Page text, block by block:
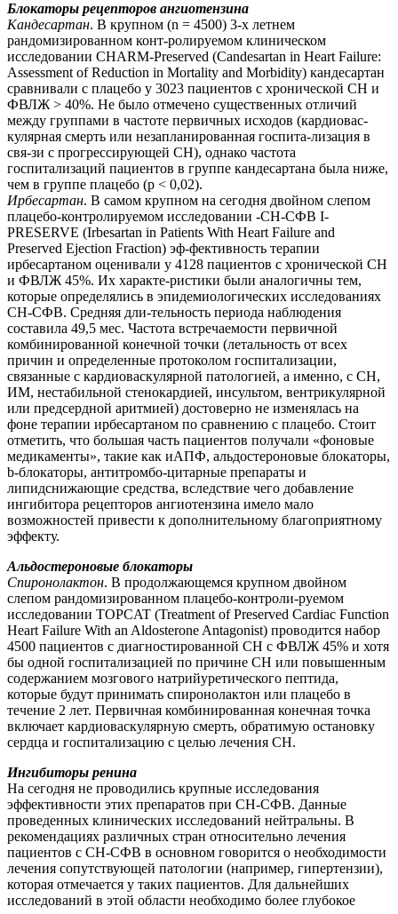
Блокаторы рецепторов ангиотензина
Кандесартан. В крупном (n = 4500) 3-х летнем
рандомизированном конт-ролируемом клиническом
исследовании CHARM-Preserved (Candesartan in Heart Failure:
Assessment of Reduction in Mortality and Morbidity) кандесартан
сравнивали с плацебо у 3023 пациентов с хронической СН и
ФВЛЖ > 40%. Не было отмечено существенных отличий
между группами в частоте первичных исходов (кардиовас-
кулярная смерть или незапланированная госпита-лизация в
свя-зи с прогрессирующей СН), однако частота
госпитализаций пациентов в группе кандесартана была ниже,
чем в группе плацебо (p < 0,02).
Ирбесартан. В самом крупном на сегодня двойном слепом
плацебо-контролируемом исследовании -СН-СФВ I-
PRESERVE (Irbesartan in Patients With Heart Failure and
Preserved Ejection Fraction) эф-фективность терапии
ирбесартаном оценивали у 4128 пациентов с хронической СН
и ФВЛЖ 45%. Их характе-ристики были аналогичны тем,
которые определялись в эпидемиологических исследованиях
СН-СФВ. Средняя дли-тельность периода наблюдения
составила 49,5 мес. Частота встречаемости первичной
комбинированной конечной точки (летальность от всех
причин и определенные протоколом госпитализации,
связанные с кардиоваскулярной патологией, а именно, с СН,
ИМ, нестабильной стенокардией, инсультом, вентрикулярной
или предсердной аритмией) достоверно не изменялась на
фоне терапии ирбесартаном по сравнению с плацебо. Стоит
отметить, что большая часть пациентов получали «фоновые
медикаменты», такие как иАПФ, альдостероновые блокаторы,
b-блокаторы, антитромбо-цитарные препараты и
липидснижающие средства, вследствие чего добавление
ингибитора рецепторов ангиотензина имело мало
возможностей привести к дополнительному благоприятному
эффекту.
Альдостероновые блокаторы
Спиронолактон. В продолжающемся крупном двойном
слепом рандомизированном плацебо-контроли-руемом
исследовании TOPCAT (Treatment of Preserved Cardiac Function
Heart Failure With an Aldosterone Antagonist) проводится набор
4500 пациентов с диагностированной СН с ФВЛЖ 45% и хотя
бы одной госпитализацией по причине СН или повышенным
содержанием мозгового натрийуретического пептида,
которые будут принимать спиронолактон или плацебо в
течение 2 лет. Первичная комбинированная конечная точка
включает кардиоваскулярную смерть, обратимую остановку
сердца и госпитализацию с целью лечения СН.
Ингибиторы ренина
На сегодня не проводились крупные исследования
эффективности этих препаратов при СН-СФВ. Данные
проведенных клинических исследований нейтральны. В
рекомендациях различных стран относительно лечения
пациентов с СН-СФВ в основном говорится о необходимости
лечения сопутствующей патологии (например, гипертензии),
которая отмечается у таких пациентов. Для дальнейших
исследований в этой области необходимо более глубокое